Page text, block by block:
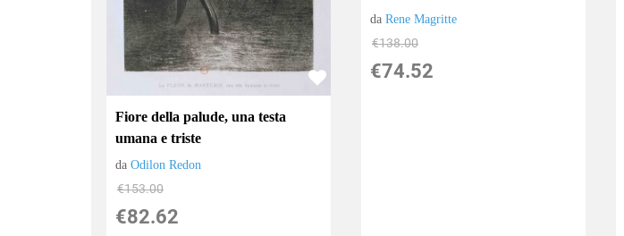
Fiore della palude, una testa
umana e triste
daOdilon Redon
€153.00
€82.62
daRene Magritte
€138.00
€74.52